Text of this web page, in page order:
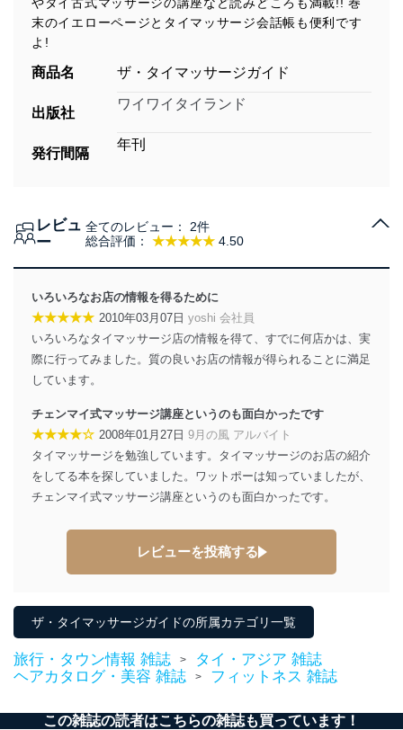
末のイエローページとタイマッサージ会話帳も便利です
よ!
商品名 ザ・タイマッサージガイド
出版社
ワイワイタイランド
発行間隔
年刊
レビュ
ー
総合評価： ★★★★★ 4.50
全てのレビュー： 2件
いろいろなお店の情報を得るために
★★★★★ 2010年03月07日 yoshi 会社員
いろいろなタイマッサージ店の情報を得て、すでに何店かは、実
際に行ってみました。質の良いお店の情報が得られることに満足
しています。
チェンマイ式マッサージ講座というのも面白かったです
★★★★☆ 2008年01月27日 9月の風 アルバイト
タイマッサージを勉強しています。タイマッサージのお店の紹介
をしてる本を探していました。ワットポーは知っていましたが、
チェンマイ式マッサージ講座というのも面白かったです。
レビューを投稿する
ザ・タイマッサージガイドの所属カテゴリ一覧
旅行・タウン情報 雑誌 >
タイ・アジア 雑誌
ヘアカタログ・美容 雑誌
> フィットネス 雑誌
この雑誌の読者はこちらの雑誌も買っています！